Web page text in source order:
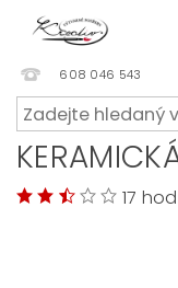
608 046 543
17